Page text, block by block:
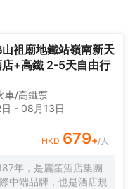
山祖廟地鐵站嶺南新天
+高鐵 2-5天自由行
車/高鐵票
- 08月13日
HKD 679+/人
年，是麗笙酒店集團
中端品牌，也是酒店規